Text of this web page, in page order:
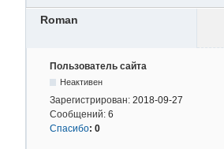
Roman
Пользователь сайта
Неактивен
Зарегистрирован: 2018-09-27
Сообщений: 6
Спасибо: 0